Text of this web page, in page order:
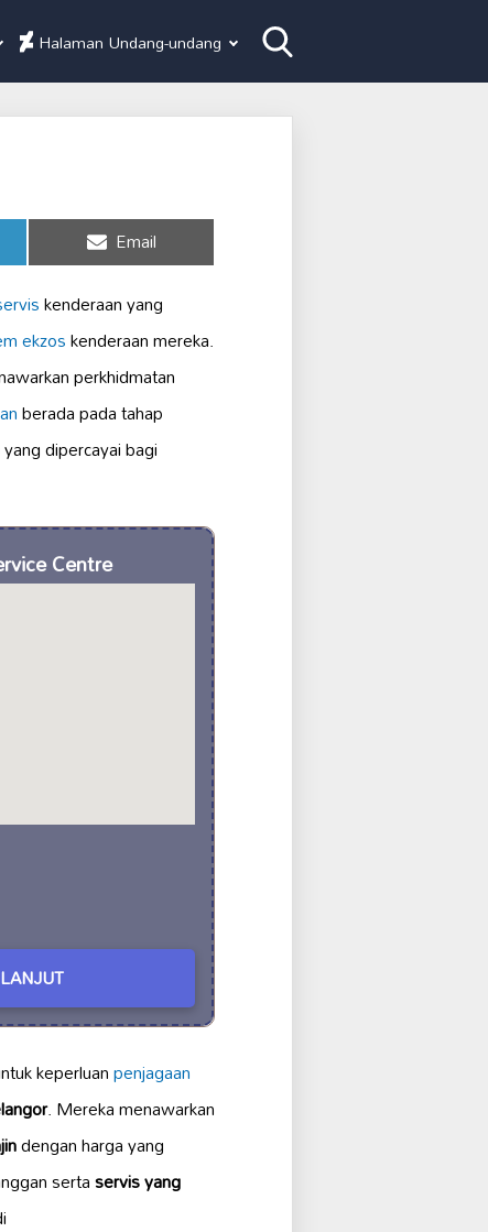
Halaman Undang-undang
Share
on
Email
kenderaan yang
ekzoskenderaan mereka.
perkhidmatan
berada pada tahap
dipercayai bagi
Centre
keperluanpenjagaan
. Mereka menawarkan
dengan harga yang
sertaservis yang